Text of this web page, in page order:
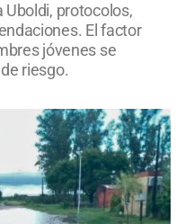
protocolos,
El factor
jóvenes se
riesgo.